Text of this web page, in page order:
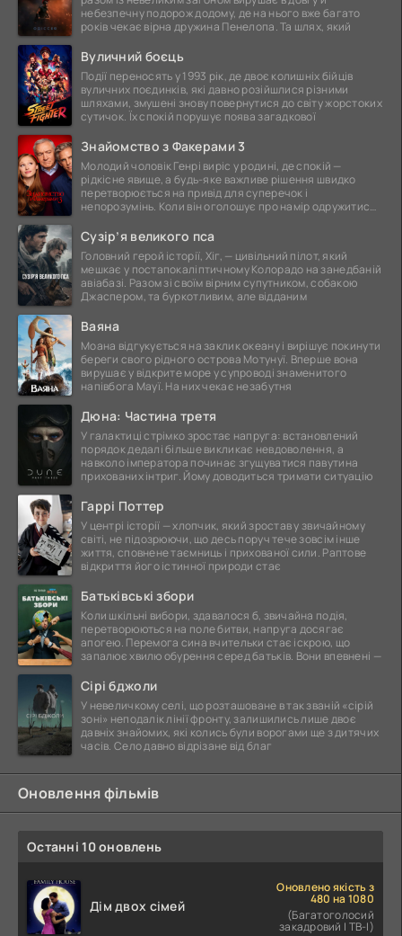
небезпечну подорож додому, де на нього вже багато
років чекає вірна дружина Пенелопа. Та шлях, який
Вуличний боєць
Події переносять у 1993 рік, де двоє колишніх бійців
вуличних поєдинків, які давно розійшлися різними
шляхами, змушені знову повернутися до світу жорстоких
сутичок. Їх спокій порушує поява загадкової
Знайомство з Факерами 3
Молодий чоловік Генрі виріс у родині, де спокій —
рідкісне явище, а будь-яке важливе рішення швидко
перетворюється на привід для суперечок і
непорозумінь. Коли він оголошує про намір одружитися,
Сузір’я великого пса
Головний герой історії, Хіг, — цивільний пілот, який
мешкає у постапокаліптичному Колорадо на занедбаній
авіабазі. Разом зі своїм вірним супутником, собакою
Джаспером, та буркотливим, але відданим
Ваяна
Моана відгукується на заклик океану і вирішує покинути
береги свого рідного острова Мотунуї. Вперше вона
вирушає у відкрите море у супроводі знаменитого
напівбога Мауї. На них чекає незабутня
Дюна: Частина третя
У галактиці стрімко зростає напруга: встановлений
порядок дедалі більше викликає невдоволення, а
навколо імператора починає згущуватися павутина
прихованих інтриг. Йому доводиться тримати ситуацію
Гаррі Поттер
У центрі історії — хлопчик, який зростав у звичайному
світі, не підозрюючи, що десь поруч тече зовсім інше
життя, сповнене таємниць і прихованої сили. Раптове
відкриття його істинної природи стає
Батьківські збори
Коли шкільні вибори, здавалося б, звичайна подія,
перетворюються на поле битви, напруга досягає
апогею. Перемога сина вчительки стає іскрою, що
запалює хвилю обурення серед батьків. Вони впевнені —
Сірі бджоли
У невеличкому селі, що розташоване в так званій «сірій
зоні» неподалік лінії фронту, залишились лише двоє
давніх знайомих, які колись були ворогами ще з дитячих
часів. Село давно відрізане від благ
Оновлення фільмів
Останні 10 оновлень
Дім двох сімей
Оновлено якість з
480 на 1080
(Багатоголосий
закадровий | ТВ-І)